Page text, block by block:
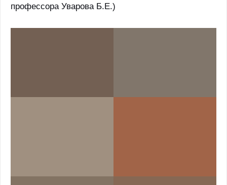
профессора Уварова Б.Е.)